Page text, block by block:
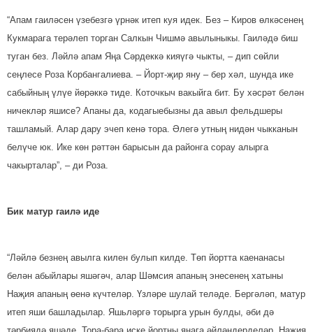
“Апам гаиләсен үзебезгә үрнәк итеп куя идек. Без – Киров өлкә­сенең
Кукмарага терәлеп торган Салкын Чишмә авылыныкы. Га­иләдә биш
туган без. Ләйлә апам Яңа Сәрдеккә кияүгә чыкты, – дип сөйли
сеңлесе Роза Корбангалиева. – Йорт-җир яну – бер хәл, шунда ике
сабыйның үлүе йөрәккә тиде. Коточкыч вакыйга бит. Бу хәсрәт белән
ничекләр яшисе? Апаны да, кодагыебызны да авыл фельдшеры
ташламый. Алар дару эчеп кенә тора. Әлегә утның нидән чыкканын
белүче юк. Ике көн рәттән барысын да районга сорау алырга
чакырталар”, – ди Роза.
Бик матур гаилә иде
“Ләйлә безнең авылга килен булып килде. Төп йортта каенанасы
белән абыйлары яшәгәч, алар Шәмсия апаның энесенең хатыны
Наҗия апаның өенә күчтеләр. Үзләре шулай теләде. Бергәләп, матур
итеп яши башладылар. Яшь­ләргә торырга урын булды, әби дә